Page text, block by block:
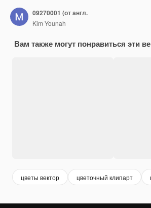
09270001 (от англ.
Kim Younah
Вам также могут понравиться эти
цветы вектор цветочный клипарт